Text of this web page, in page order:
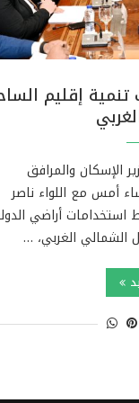
تنمية إقليم
الإسكان والمرافق
أمس مع اللواء ناصر
أراضي
الشمالي الغربي، …